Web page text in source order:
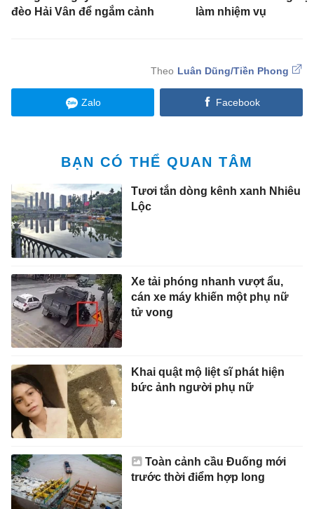
đèo Hải Vân để ngắm cảnh
làm nhiệm vụ
Luân Dũng/Tiền Phong
Zalo Facebook
BẠN CÓ THỂ QUAN TÂM
Tươi tắn dòng kênh xanh Nhiêu
Lộc
Xe tải phóng nhanh vượt ẩu,
cán xe máy khiến một phụ nữ
tử vong
Khai quật mộ liệt sĩ phát hiện
bức ảnh người phụ nữ
Toàn cảnh cầu Đuống mới
trước thời điểm hợp long